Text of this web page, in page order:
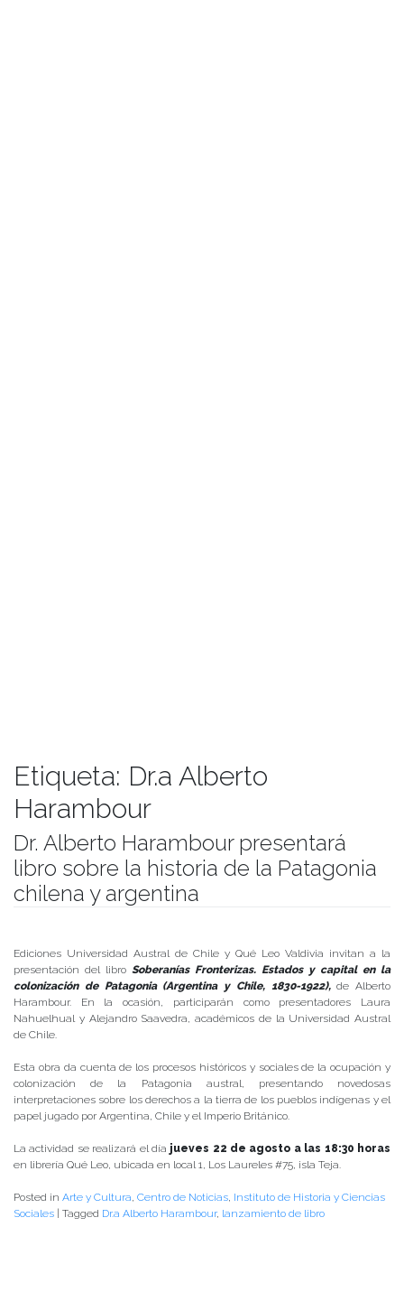
Etiqueta: Dr.a Alberto
Harambour
Dr. Alberto Harambour presentará
libro sobre la historia de la Patagonia
chilena y argentina
Ediciones Universidad Austral de Chile y Qué Leo Valdivia invitan a la
presentación del libro Soberanías Fronterizas. Estados y capital en la
colonización de Patagonia (Argentina y Chile, 1830-1922),de Alberto
Harambour. En la ocasión, participarán como presentadores Laura
Nahuelhual y Alejandro Saavedra, académicos de la Universidad Austral
de Chile.
Esta obra da cuenta de los procesos históricos y sociales de la ocupación y
colonización de la Patagonia austral, presentando novedosas
interpretaciones sobre los derechos a la tierra de los pueblos indígenas y el
papel jugado por Argentina, Chile y el Imperio Británico.
La actividad se realizará el día jueves 22 de agosto a las 18:30 horas
en librería Qué Leo, ubicada en local 1, Los Laureles #75, isla Teja.
Posted in Arte y Cultura, Centro de Noticias, Instituto de Historia y Ciencias
Sociales | Tagged Dr.a Alberto Harambour, lanzamiento de libro